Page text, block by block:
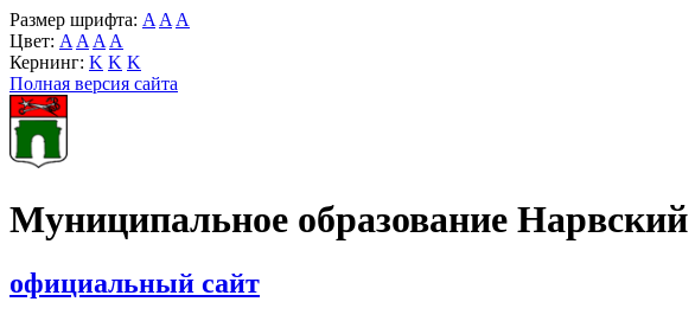
Размер шрифта: A A A
Цвет: A A A A
Кернинг: K K K
Полная версия сайта
Муниципальное образование Нарвский
официальный сайт